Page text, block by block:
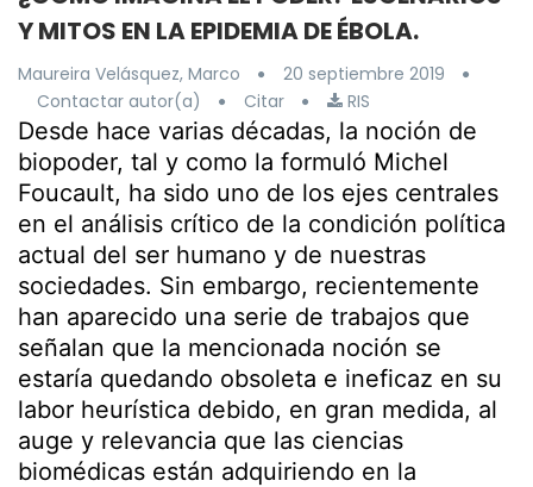
Y MITOS EN LA EPIDEMIA DE ÉBOLA.
Maureira Velásquez, Marco
20 septiembre 2019
Contactar autor(a)
Citar RIS
Desde hace varias décadas, la noción de
biopoder, tal y como la formuló Michel
Foucault, ha sido uno de los ejes centrales
en el análisis crítico de la condición política
actual del ser humano y de nuestras
sociedades. Sin embargo, recientemente
han aparecido una serie de trabajos que
señalan que la mencionada noción se
estaría quedando obsoleta e ineficaz en su
labor heurística debido, en gran medida, al
auge y relevancia que las ciencias
biomédicas están adquiriendo en la